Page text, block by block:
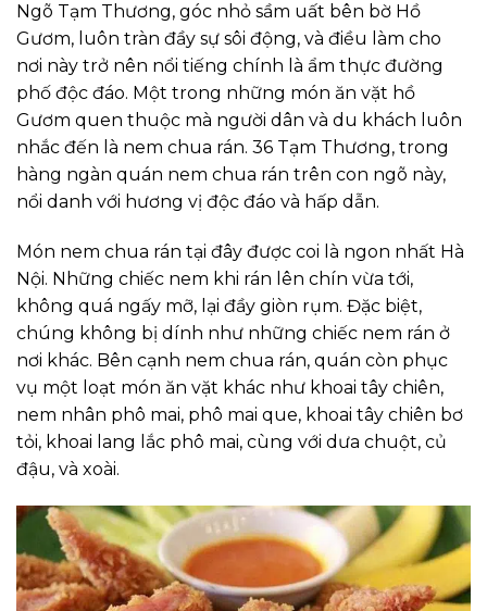
Ngõ Tạm Thương, góc nhỏ sầm uất bên bờ Hồ
Gươm, luôn tràn đầy sự sôi động, và điều làm cho
nơi này trở nên nổi tiếng chính là ẩm thực đường
phố độc đáo. Một trong những món ăn vặt hồ
Gươm quen thuộc mà người dân và du khách luôn
nhắc đến là nem chua rán. 36 Tạm Thương, trong
hàng ngàn quán nem chua rán trên con ngõ này,
nổi danh với hương vị độc đáo và hấp dẫn.
Món nem chua rán tại đây được coi là ngon nhất Hà
Nội. Những chiếc nem khi rán lên chín vừa tới,
không quá ngấy mỡ, lại đầy giòn rụm. Đặc biệt,
chúng không bị dính như những chiếc nem rán ở
nơi khác. Bên cạnh nem chua rán, quán còn phục
vụ một loạt món ăn vặt khác như khoai tây chiên,
nem nhân phô mai, phô mai que, khoai tây chiên bơ
tỏi, khoai lang lắc phô mai, cùng với dưa chuột, củ
đậu, và xoài.